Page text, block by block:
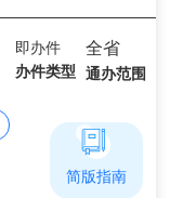
即办件
办件类型
全省
通办范围
简版指南